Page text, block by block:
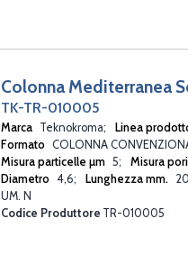
Colonna Mediterranea
TK-TR-010005
Marca Teknokroma Linea
Formato COLONNA
Misura particelle µm 5 Misura pori
Diametro 4,6 Lunghezza mm.
UM. N
Codice Produttore TR-010005